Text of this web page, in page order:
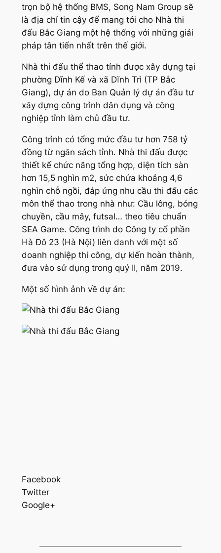
trọn bộ hệ thống BMS, Song Nam Group sẽ
là địa chỉ tin cậy để mang tới cho Nhà thi
đấu Bắc Giang một hệ thống với những giải
pháp tân tiến nhất trên thế giới.
Nhà thi đấu thể thao tỉnh được xây dựng tại
phường Dĩnh Kế và xã Dĩnh Trì (TP Bắc
Giang), dự án do Ban Quản lý dự án đầu tư
xây dựng công trình dân dụng và công
nghiệp tỉnh làm chủ đầu tư.
Công trình có tổng mức đầu tư hơn 758 tỷ
đồng từ ngân sách tỉnh. Nhà thi đấu được
thiết kế chức năng tổng hợp, diện tích sàn
hơn 15,5 nghìn m2, sức chứa khoảng 4,6
nghìn chỗ ngồi, đáp ứng nhu cầu thi đấu các
môn thể thao trong nhà như: Cầu lông, bóng
chuyền, cầu mây, futsal… theo tiêu chuẩn
SEA Game. Công trình do Công ty cổ phần
Hà Đô 23 (Hà Nội) liên danh với một số
doanh nghiệp thi công, dự kiến hoàn thành,
đưa vào sử dụng trong quý II, năm 2019.
Một số hình ảnh về dự án:
Facebook
Twitter
Google+